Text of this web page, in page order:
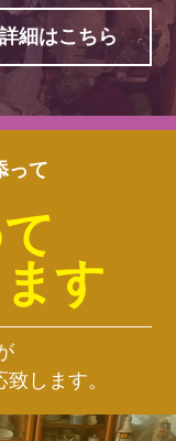
細はこちら
って
す
します。